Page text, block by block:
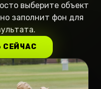
выберите объект
заполнит фон для
СЕЙЧАС